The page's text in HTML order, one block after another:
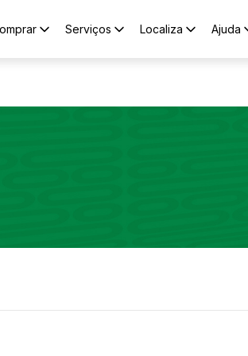
Serviços Localiza Ajuda